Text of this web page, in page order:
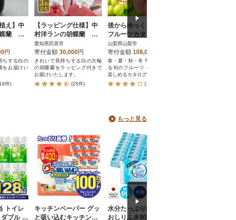
え】中
蝶蘭 ミ
円
ちする白の
をお届けい
件)
【ラッピング仕様】中
村洋ランの胡蝶蘭 白
大輪3本
愛知県田原市
寄付金額 30,000円
きれいで長持ちする白の大輪
の胡蝶蘭をラッピング付きで
お届けいたします。
(25件)
後からゆっくり選べる!
フルーツカタログ6品選
べる『プレミアムギフ
トカタログ』桃 シャイ
ンマスカット
山梨県山梨市
寄付金額 108,000
春・夏・秋・冬 季節感あふれ
る旬のフルーツ・スイーツが
楽しめるカタログギフト
(1件)
もっと見る
トイレ
ブル プ
キッチンペーパー グッ
と吸い込むキッチンタ
水分たっぷり純水99%
おしりふき80枚入×36